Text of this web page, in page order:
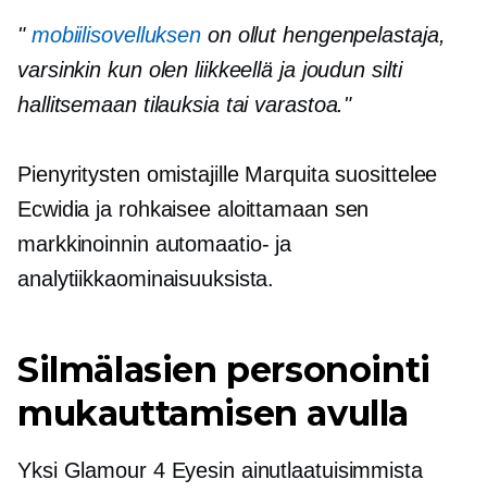
" mobiilisovelluksen on ollut hengenpelastaja,
varsinkin kun olen liikkeellä ja joudun silti
hallitsemaan tilauksia tai varastoa."
Pienyritysten omistajille Marquita suosittelee
Ecwidia ja rohkaisee aloittamaan sen
markkinoinnin automaatio- ja
analytiikkaominaisuuksista.
Silmälasien personointi
mukauttamisen avulla
Yksi Glamour 4 Eyesin ainutlaatuisimmista